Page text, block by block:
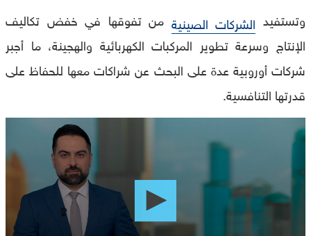
وتستفيد الشركات الصينية من تفوقها في خفض تكاليف
الإنتاج وسرعة تطوير المركبات الكهربائية والهجينة، ما أجبر
شركات أوروبية عدة على البحث عن شراكات معها للحفاظ على
قدرتها التنافسية.
of
seconds